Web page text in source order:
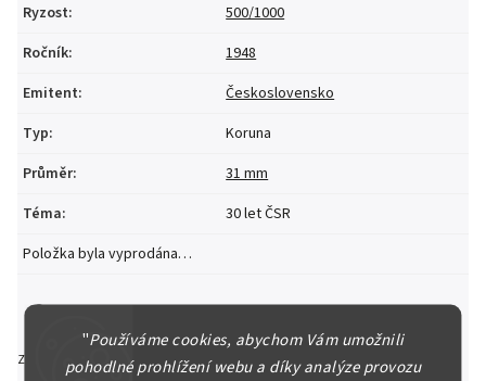
"Používáme cookies, abychom Vám umožnili
pohodlné prohlížení webu a díky analýze provozu
Ryzost:
500/1000
Ročník:
1948
Emitent:
Československo
Typ:
Koruna
Průměr:
31 mm
Téma:
30 let ČSR
Položka byla vyprodána…
Zeptat se Hlídat Sdílet